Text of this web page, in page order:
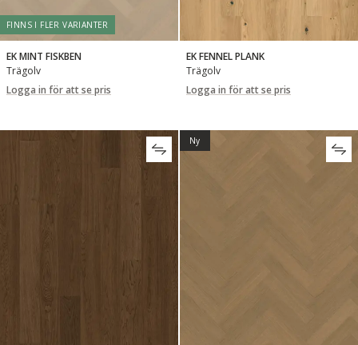
FINNS I FLER VARIANTER
EK MINT FISKBEN
Trägolv
Logga in för att se pris
EK FENNEL PLANK
Trägolv
Logga in för att se pris
Ny